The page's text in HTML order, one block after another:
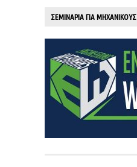
ΣΕΜΙΝΑΡΙΑ ΓΙΑ ΜΗΧΑΝΙΚΟΥΣ